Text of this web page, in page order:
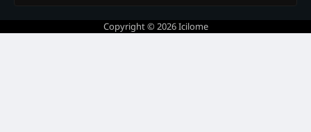
Copyright © 2026Icilome